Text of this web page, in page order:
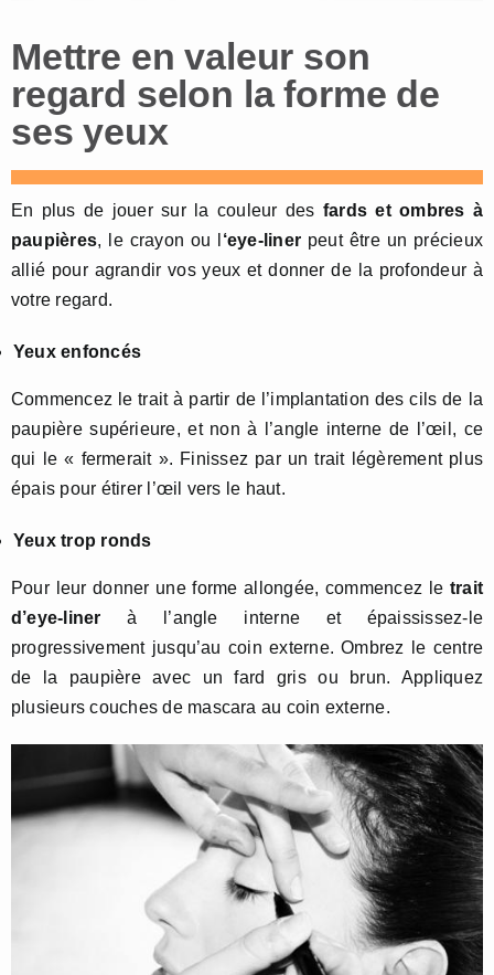
Mettre en valeur son
regard selon la forme de
ses yeux
En plus de jouer sur la couleur des fards et ombres à
paupières, le crayon ou l ‘eye-liner peut être un précieux
allié pour agrandir vos yeux et donner de la profondeur à
votre regard.
Yeux enfoncés
Commencez le trait à partir de l’implantation des cils de la
paupière supérieure, et non à l’angle interne de l’œil, ce
qui le « fermerait ». Finissez par un trait légèrement plus
épais pour étirer l’œil vers le haut.
Yeux trop ronds
Pour leur donner une forme allongée, commencez le trait
d’eye-liner à l’angle interne et épaississez-le
progressivement jusqu’au coin externe. Ombrez le centre
de la paupière avec un fard gris ou brun. Appliquez
plusieurs couches de mascara au coin externe.